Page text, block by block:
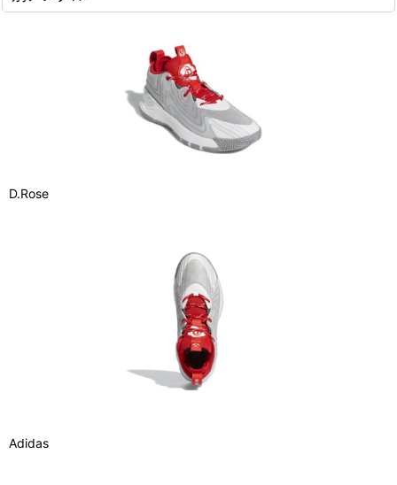
D.Rose
Adidas